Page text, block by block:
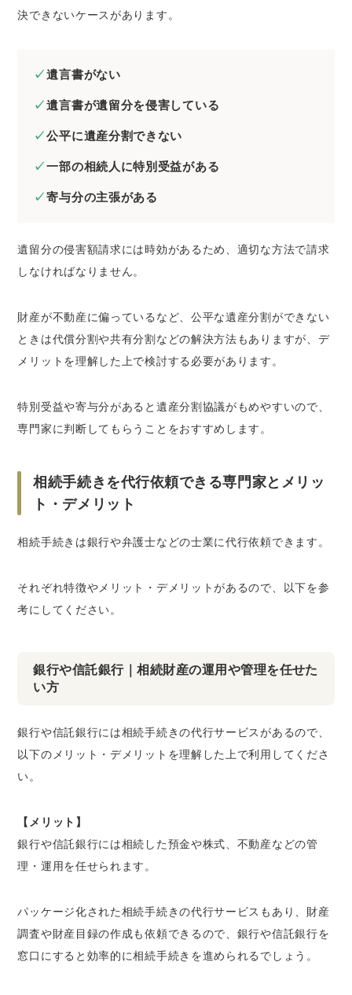
決できないケースがあります。
遺言書がない
遺言書が遺留分を侵害している
公平に遺産分割できない
一部の相続人に特別受益がある
寄与分の主張がある
遺留分の侵害額請求には時効があるため、適切な方法で請求
しなければなりません。
財産が不動産に偏っているなど、公平な遺産分割ができない
ときは代償分割や共有分割などの解決方法もありますが、デ
メリットを理解した上で検討する必要があります。
特別受益や寄与分があると遺産分割協議がもめやすいので、
専門家に判断してもらうことをおすすめします。
相続手続きを代行依頼できる専門家とメリッ
ト・デメリット
相続手続きは銀行や弁護士などの士業に代行依頼できます。
それぞれ特徴やメリット・デメリットがあるので、以下を参
考にしてください。
銀行や信託銀行｜相続財産の運用や管理を任せた
い方
銀行や信託銀行には相続手続きの代行サービスがあるので、
以下のメリット・デメリットを理解した上で利用してくださ
い。
【メリット】
銀行や信託銀行には相続した預金や株式、不動産などの管
理・運用を任せられます。
パッケージ化された相続手続きの代行サービスもあり、財産
調査や財産目録の作成も依頼できるので、銀行や信託銀行を
窓口にすると効率的に相続手続きを進められるでしょう。